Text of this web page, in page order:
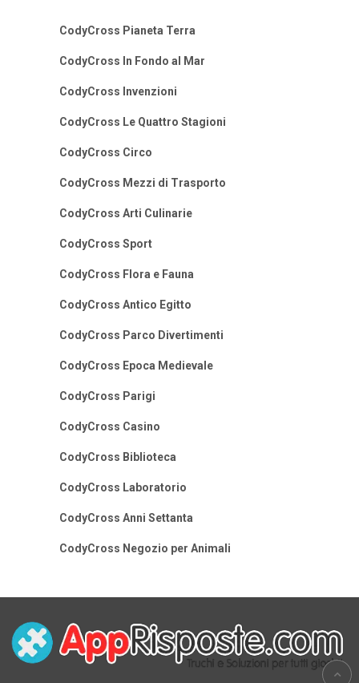
CodyCross Pianeta Terra
CodyCross In Fondo al Mar
CodyCross Invenzioni
CodyCross Le Quattro Stagioni
CodyCross Circo
CodyCross Mezzi di Trasporto
CodyCross Arti Culinarie
CodyCross Sport
CodyCross Flora e Fauna
CodyCross Antico Egitto
CodyCross Parco Divertimenti
CodyCross Epoca Medievale
CodyCross Parigi
CodyCross Casino
CodyCross Biblioteca
CodyCross Laboratorio
CodyCross Anni Settanta
CodyCross Negozio per Animali